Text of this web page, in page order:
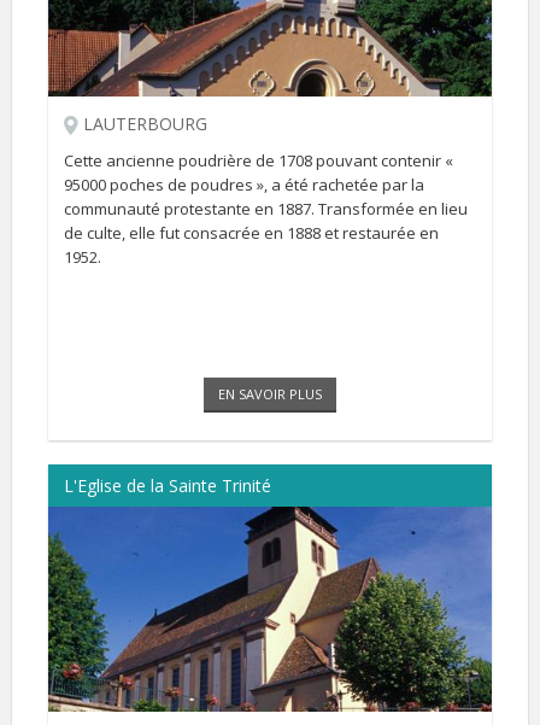
LAUTERBOURG
Cette ancienne poudrière de 1708 pouvant contenir «
95000 poches de poudres », a été rachetée par la
communauté protestante en 1887. Transformée en lieu
de culte, elle fut consacrée en 1888 et restaurée en
1952.
EN SAVOIR PLUS
L'Eglise de la Sainte Trinité